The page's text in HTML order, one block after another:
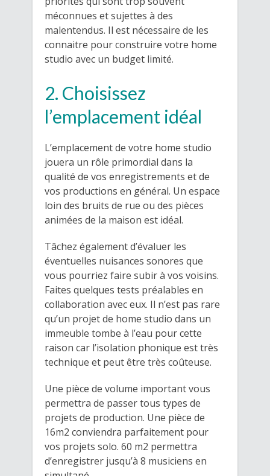
méconnues et sujettes à des
malentendus. Il est nécessaire de les
connaitre pour construire votre home
studio avec un budget limité.
2. Choisissez
l’emplacement idéal
L’emplacement de votre home studio
jouera un rôle primordial dans la
qualité de vos enregistrements et de
vos productions en général. Un espace
loin des bruits de rue ou des pièces
animées de la maison est idéal.
Tâchez également d’évaluer les
éventuelles nuisances sonores que
vous pourriez faire subir à vos voisins.
Faites quelques tests préalables en
collaboration avec eux. Il n’est pas rare
qu’un projet de home studio dans un
immeuble tombe à l’eau pour cette
raison car l’isolation phonique est très
technique et peut être très coûteuse.
Une pièce de volume important vous
permettra de passer tous types de
projets de production. Une pièce de
16m2 conviendra parfaitement pour
vos projets solo. 60 m2 permettra
d’enregistrer jusqu’à 8 musiciens en